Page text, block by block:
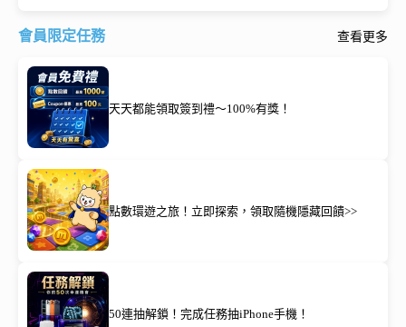
會員限定任務 查看更多
天天都能領取簽到禮～100%有獎！
點數環遊之旅！立即探索，領取隨機隱藏回饋>>
50連抽解鎖！完成任務抽iPhone手機！